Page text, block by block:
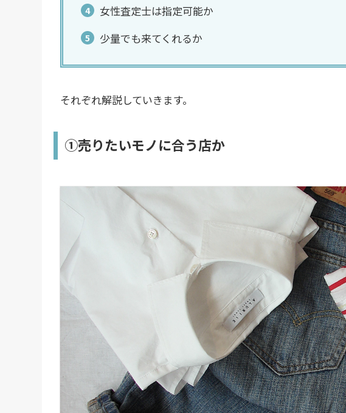
女性査定士は指定可能か
少量でも来てくれるか
それぞれ解説していきます。
①売りたいモノに合う店か